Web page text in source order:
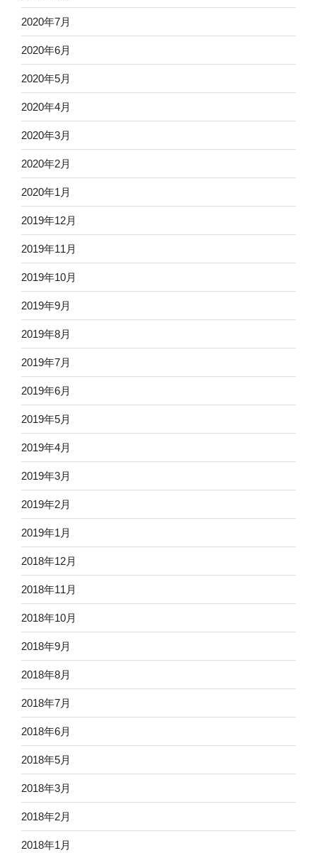
2020年7月
2020年6月
2020年5月
2020年4月
2020年3月
2020年2月
2020年1月
2019年12月
2019年11月
2019年10月
2019年9月
2019年8月
2019年7月
2019年6月
2019年5月
2019年4月
2019年3月
2019年2月
2019年1月
2018年12月
2018年11月
2018年10月
2018年9月
2018年8月
2018年7月
2018年6月
2018年5月
2018年3月
2018年2月
2018年1月